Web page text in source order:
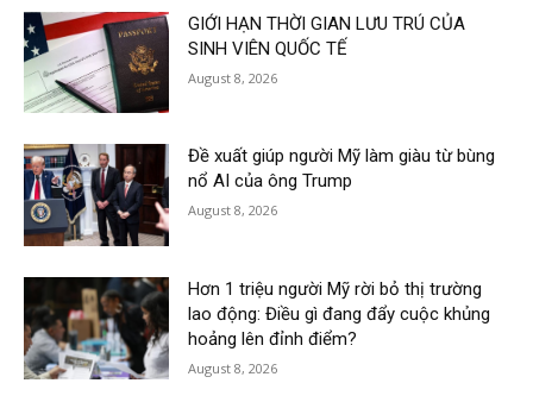
GIỚI HẠN THỜI GIAN LƯU TRÚ CỦA
SINH VIÊN QUỐC TẾ
August 8, 2026
Đề xuất giúp người Mỹ làm giàu từ bùng
nổ AI của ông Trump
August 8, 2026
Hơn 1 triệu người Mỹ rời bỏ thị trường
lao động: Điều gì đang đẩy cuộc khủng
hoảng lên đỉnh điểm?
August 8, 2026